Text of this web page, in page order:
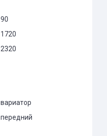
90
1720
2320
вариатор
передний